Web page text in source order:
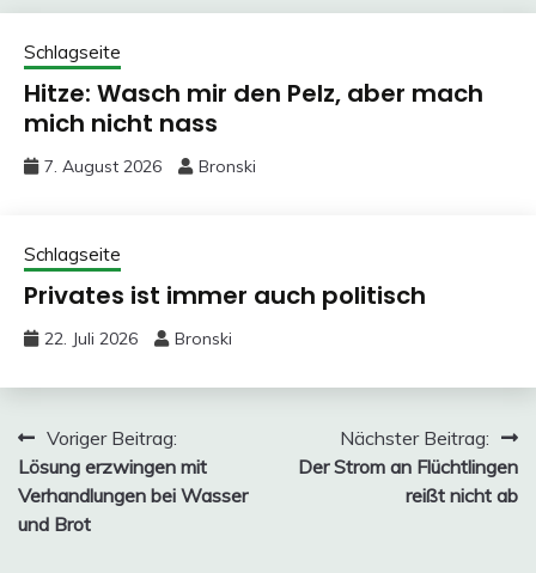
Schlagseite
Hitze: Wasch mir den Pelz, aber mach
mich nicht nass
7. August 2026 Bronski
Schlagseite
Privates ist immer auch politisch
22. Juli 2026 Bronski
Beitragsnavigation
Voriger Beitrag:
Lösung erzwingen mit
Verhandlungen bei Wasser
und Brot
Nächster Beitrag:
Der Strom an Flüchtlingen
reißt nicht ab